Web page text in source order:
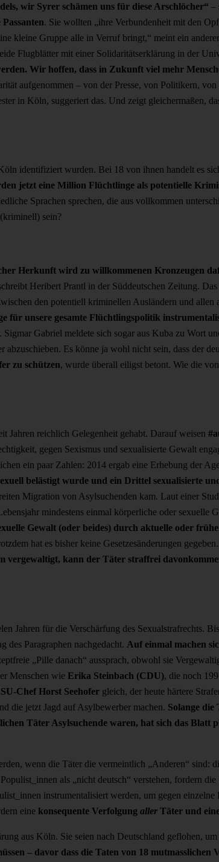
wir Syrer schämen uns für diese Arschlöcher“ –
. Sie wollten „ihre Verbundenheit mit den
kleine Gruppe alle in Verruf bringt,“ meint ein
Flugblätter mit einer Solidaritätserklärung in der
Wir hoffen, dass in Zukunft viel mehr
aufgenommen – von der Presse, von Politikern,
in Köln, suggeriert das. Und zeigt gleichermaßen,
identifiziert wurden. Bei 18 von ihnen handelt es
jetzt eine Million Flüchtlinge als potentielle
Sprachen sprechen, die aus vollkommen
sein?
Herkunft wird zu willkommenen Kronzeugen
Heribert Prantl in der Süddeutschen Zeitung.
den potentiell kriminellen Ausländern und allen
für unsere gesamte Flüchtlingspolitik
Gabriel meldete sich sogar aus Kuba zu Wort
Es könne ja wohl nicht sein, dass der
zu schützen, wurde überall eiligst betont. Wie die
Jahren reichlich Gelegenheit gehabt. Darauf weisen
gegen Sexismus und sexualisierte Gewalt
ein paar Zahlen: 2014 ergab eine Erhebung der
belästigt wurde und ein Drittel sexualisierte
Migration von Asylsuchenden kam. Laut einer
mindestens einmal körperliche oder sexuelle
Gewalt (oder beides) durch aktuelle oder
hat es bisher keine Gesetzesänderungen gegeben.
vergewaltigt, kann der Täter straffrei
Jahren für die Verschärfung des Sexualstrafrechts.
des Paragraphen nachgedacht. Auf einmal machen
„Pille danach“ aussprach, obwohl sie
Menschen wie Erika Steinbach (CDU), die noch
Chef Horst Seehofer gleich, der heute härtere
die jetzt Jagd auf Asylbewerber machen. Solange die
Täter Asylsuchende waren, hat sich das Blatt
wenn die Täter die vermeintlich „Anderen“ sind:
als „nicht deutsch“ verstehen, fordern
instrumentalisiert werden, um gegen
eine konsequente Verfolgung aller Täter und
aus Köln. Sie seien nach Deutschland geflohen,
– davor dass die Taten von 18